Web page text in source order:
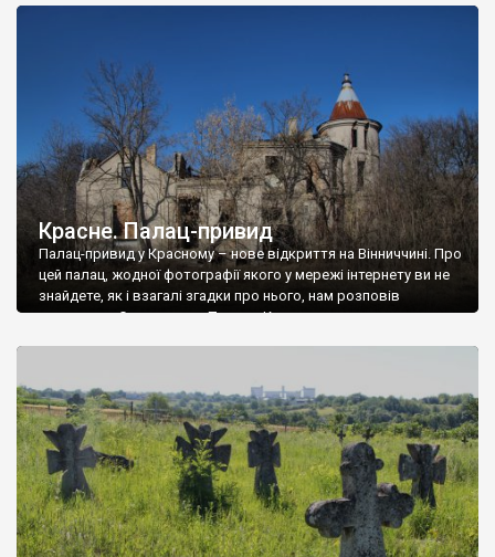
Красне. Палац-привид
Палац-привид у Красному – нове відкриття на Вінниччині. Про
цей палац, жодної фотографії якого у мережі інтернету ви не
знайдете, як і взагалі згадки про нього, нам розповів
мешканець Самгородка. Палац у Красному вразив не лише